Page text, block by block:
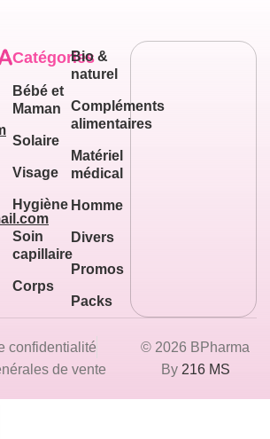
Catégories
Bébé et
Maman
Solaire
Visage
Hygiène
Soin
capillaire
Corps
Bio &
naturel
Compléments
alimentaires
Matériel
médical
Homme
Divers
Promos
Packs
© 2026 BPharma
By 216 MS
confidentialité
de vente